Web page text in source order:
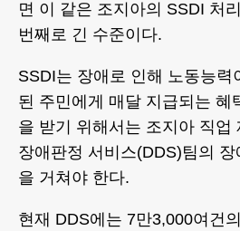
면 이 같은 조지아의 SSDI 처
번째로 긴 수준이다.
SSDI는 장애로 인해 노동능력
된 주민에게 매달 지급되는 혜
을 받기 위해서는 조지아 직업
장애판정 서비스(DDS)팀의
을 거쳐야 한다.
현재 DDS에는 7만3,000여건